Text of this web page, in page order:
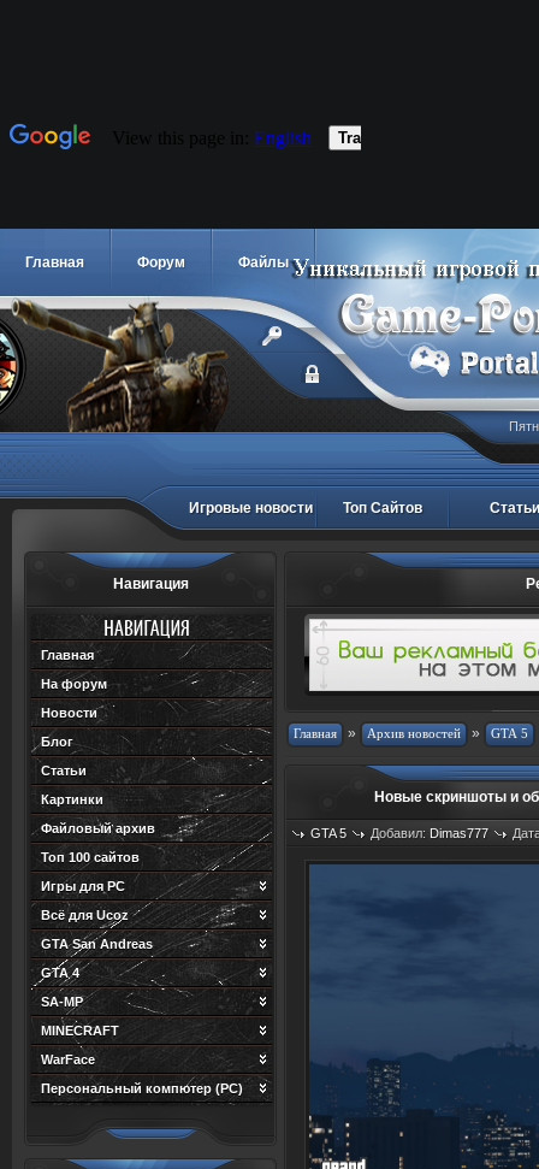
Главная Форум Файлы
Игровые новости Топ Сайтов Статьи
Навигация
Главная
На форум
Новости
Блог
Статьи
Картинки
Файловый архив
Топ 100 сайтов
Игры для PC
Всё для Ucoz
GTA San Andreas
GTA 4
SA-MP
MINECRAFT
WarFace
Персональный компютер (PC)
» »
Новые скриншоты и
GTA 5 Добавил: Dimas777